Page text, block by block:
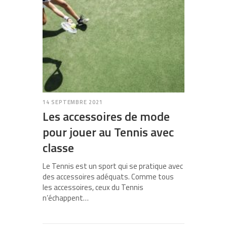
14 SEPTEMBRE 2021
Les accessoires de mode
pour jouer au Tennis avec
classe
Le Tennis est un sport qui se pratique avec
des accessoires adéquats. Comme tous
les accessoires, ceux du Tennis
n’échappent…